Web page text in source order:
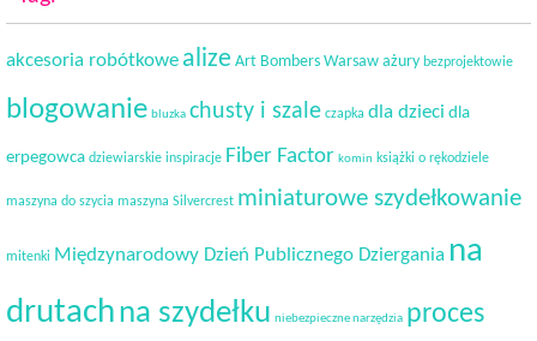
akcesoria robótkowe alize Art Bombers Warsaw ażury bezprojektowie
blogowanie bluzka chusty i szale czapka dla dzieci dla
erpegowca dziewiarskie inspiracje Fiber Factor komin książki o rękodziele
maszyna do szycia maszyna Silvercrest miniaturowe szydełkowanie
mitenki Międzynarodowy Dzień Publicznego Dziergania na
drutachna szydełku niebezpieczne narzędzia proces